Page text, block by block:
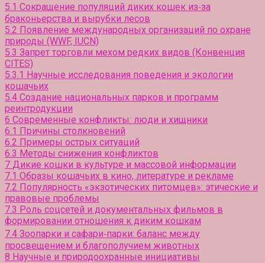
5.1 Сокращение популяций диких кошек из‑за
браконьерства и вырубки лесов
5.2 Появление международных организаций по охране
природы (WWF, IUCN)
5.3 Запрет торговли мехом редких видов (Конвенция
CITES)
5.3.1 Научные исследования поведения и экологии
кошачьих
5.4 Создание национальных парков и программ
реинтродукции
6 Современные конфликты: люди и хищники
6.1 Причины столкновений
6.2 Примеры острых ситуаций
6.3 Методы снижения конфликтов
7 Дикие кошки в культуре и массовой информации
7.1 Образы кошачьих в кино, литературе и рекламе
7.2 Популярность «экзотических питомцев»: этические и
правовые проблемы
7.3 Роль соцсетей и документальных фильмов в
формировании отношения к диким кошкам
7.4 Зоопарки и сафари‑парки: баланс между
просвещением и благополучием животных
8 Научные и природоохранные инициативы